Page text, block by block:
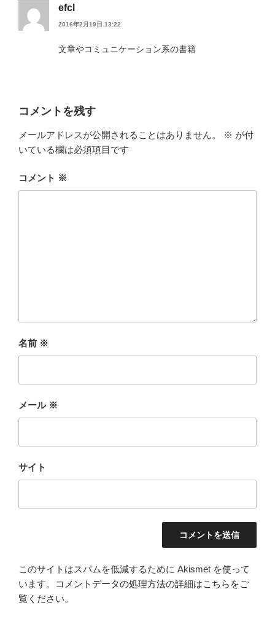
efcl
2016年2月19日 13:22
文章やコミュニケーション系の書籍
コメントを残す
メールアドレスが公開されることはありません。 ※ が付
いている欄は必須項目です
コメント ※
名前 ※
メール ※
サイト
このサイトはスパムを低減するために Akismet を使って
います。
コメントデータの処理方法の詳細はこちらをご
覧ください。